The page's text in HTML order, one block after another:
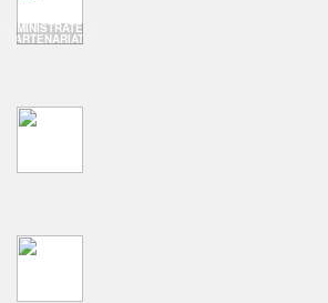
ADMINISTRATEUR
PARTENARIATS